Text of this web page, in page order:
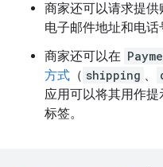
商家还可以请求提供
电子邮件地址和电话
商家还可以在
方式 （ shipping 、
应用可以将其用作
标签。